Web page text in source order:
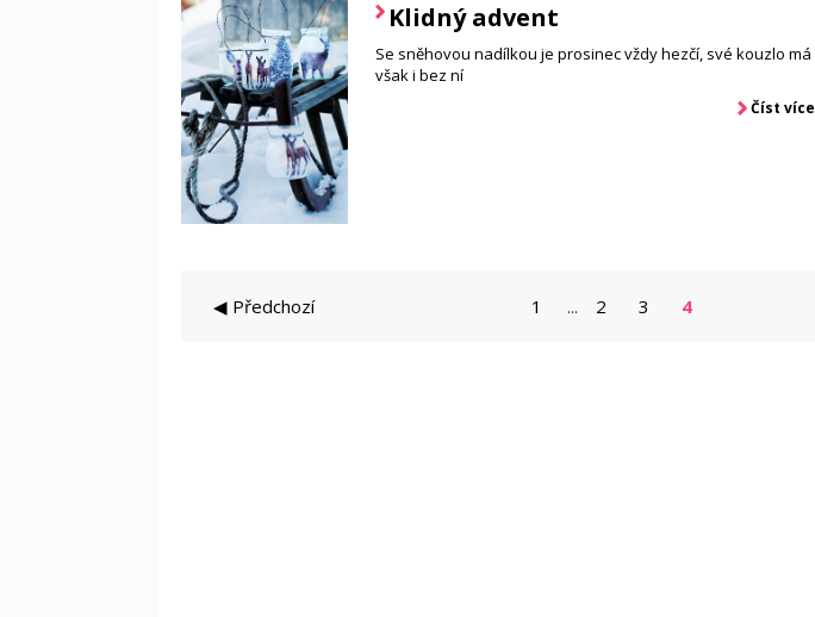
Klidný advent
Se sněhovou nadílkou je prosinec vždy hezčí, své kouzlo má
však i bez ní
Číst více
◀ Předchozí 1 ... 2 3 4